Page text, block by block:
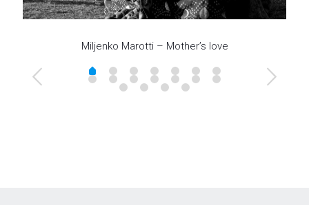
Miljenko Marotti – Mother’s love